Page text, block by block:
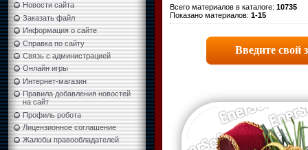
Новости сайта
Заказать файл
Информация о сайте
Справка по сайту
Связь с администрацией
Онлайн игры
Интернет-магазин
Правила добавления новостей
на сайт
Профиль робота
Лицензионное соглашение
Жалобы правообладателей
Всего материалов в каталоге: 10735
Показано материалов: 1-15